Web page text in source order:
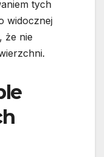
tych
widocznej
że nie